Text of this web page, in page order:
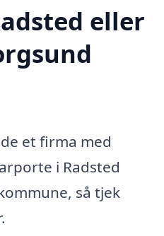
eller
et firma med
i Radsted
så tjek